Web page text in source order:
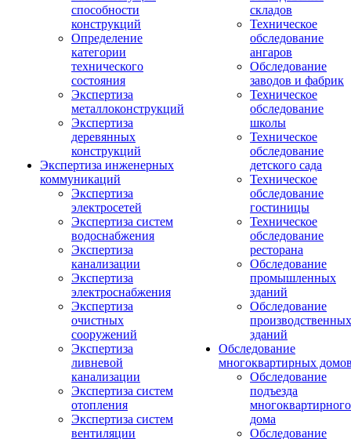
способности
конструкций
Определение
категории
технического
состояния
Экспертиза
металлоконструкций
Экспертиза
деревянных
конструкций
Экспертиза инженерных
коммуникаций
Экспертиза
электросетей
Экспертиза систем
водоснабжения
Экспертиза
канализации
Экспертиза
электроснабжения
Экспертиза
очистных
сооружений
Экспертиза
ливневой
канализации
Экспертиза систем
отопления
Экспертиза систем
вентиляции
складов
Техническое
обследование
ангаров
Обследование
заводов и фабрик
Техническое
обследование
школы
Техническое
обследование
детского сада
Техническое
обследование
гостиницы
Техническое
обследование
ресторана
Обследование
промышленных
зданий
Обследование
производственных
зданий
Обследование
многоквартирных
Обследование
подъезда
многоквартирного
дома
Обследование